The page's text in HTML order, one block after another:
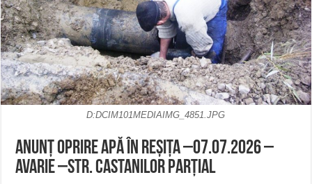
Miresme de lavandă, mentă și flori de vară și râsete de copii la Carașova VIDEO
ANUNȚ OPRIRE APĂ în Reșița – avarie – 04.08.2026 – str. Văliugului și
D:DCIM101MEDIAIMG_4851.JPG
ANUNȚ OPRIRE APĂ în REŞIŢA –07.07.2026 –
avarie –str. Castanilor parțial